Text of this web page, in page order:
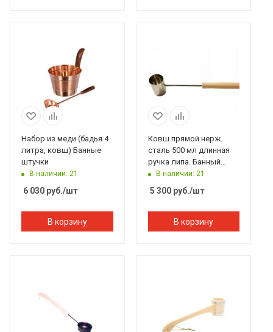
Набор из меди (бадья 4
литра, ковш) Банные
штучки
В наличии: 21
6 030 руб./шт
В корзину
Ковш прямой нерж.
сталь 500 мл длинная
ручка липа. Банный
Эксперт
В наличии: 21
5 300руб./шт
В корзину